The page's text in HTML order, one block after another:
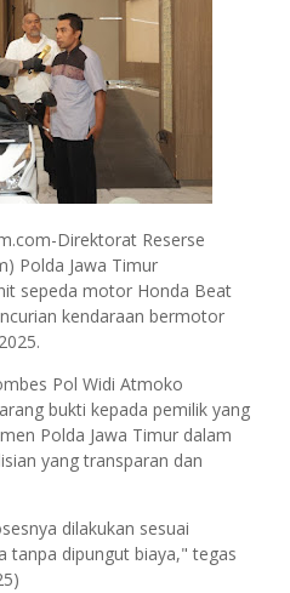
Direktorat Reserse
Polda Jawa Timur
sepeda motor Honda Beat
kendaraan bermotor
Pol Widi Atmoko
bukti kepada pemilik yang
Polda Jawa Timur dalam
yang transparan dan
dilakukan sesuai
tanpa dipungut biaya," tegas